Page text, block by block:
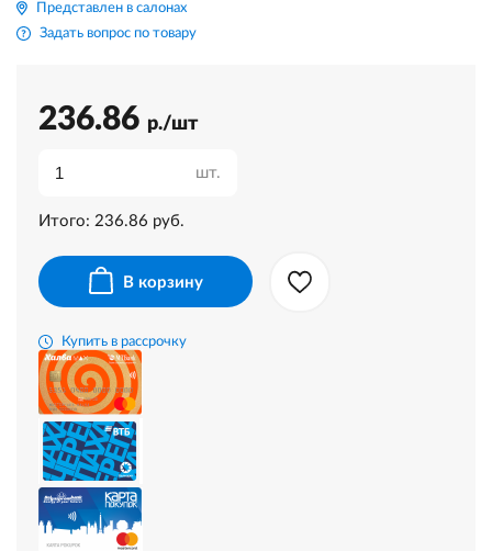
Представлен в салонах
Задать вопрос по товару
236.86 р./шт
шт.
Итого: 236.86 руб.
В корзину
Купить в рассрочку